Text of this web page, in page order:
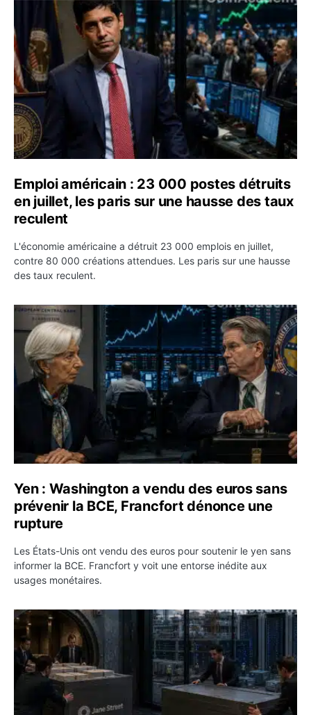
Emploi américain : 23 000 postes détruits en juillet, les
Emploi américain : 23 000 postes détruits
en juillet, les paris sur une hausse des taux
reculent
L'économie américaine a détruit 23 000 emplois en juillet,
contre 80 000 créations attendues. Les paris sur une hausse
des taux reculent.
Yen : Washington a vendu des euros sans prévenir la
Yen : Washington a vendu des euros sans
prévenir la BCE, Francfort dénonce une
rupture
Les États-Unis ont vendu des euros pour soutenir le yen sans
informer la BCE. Francfort y voit une entorse inédite aux
usages monétaires.
Jane Street négocie le transfert de 11 milliards de